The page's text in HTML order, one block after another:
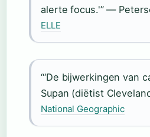
alerte focus.'” —
ELLE
“‘De bijwerkingen van
Supan (diëtist
National Geographic